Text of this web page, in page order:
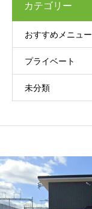
カテゴリー
おすすめメニュー
プライベート
未分類